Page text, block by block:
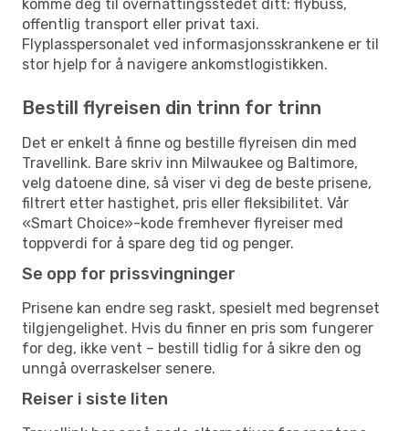
komme deg til overnattingsstedet ditt: flybuss,
offentlig transport eller privat taxi.
Flyplasspersonalet ved informasjonsskrankene er til
stor hjelp for å navigere ankomstlogistikken.
Bestill flyreisen din trinn for trinn
Det er enkelt å finne og bestille flyreisen din med
Travellink. Bare skriv inn Milwaukee og Baltimore,
velg datoene dine, så viser vi deg de beste prisene,
filtrert etter hastighet, pris eller fleksibilitet. Vår
«Smart Choice»-kode fremhever flyreiser med
toppverdi for å spare deg tid og penger.
Se opp for prissvingninger
Prisene kan endre seg raskt, spesielt med begrenset
tilgjengelighet. Hvis du finner en pris som fungerer
for deg, ikke vent – bestill tidlig for å sikre den og
unngå overraskelser senere.
Reiser i siste liten